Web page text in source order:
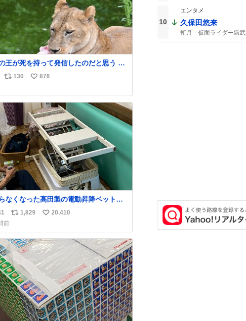
王が死を持って発信したのだと思う 高
が尋常でない日本の夏 どうか早急に飼
境を見直して 動物の命を護ってくださ
うに
の動物の命が護られますように
多摩動物公園にて 残念ながら個体
は出来ません
リ
ス
ト
数
130
い
ね
数
876
なくなった高田製の電動昇降ベット。
ーからは、完全に見放されたんです
ヨタカローラのボディをオート生産す
業ロボットの製作者なんですが、 父が
ットの配線をハンダで修理している横
リ
ス
ト
数
1,829
い
ね
数
20,410
前
10
エンタメ
久保田悠来
斬月 仮面ライダー鎧武